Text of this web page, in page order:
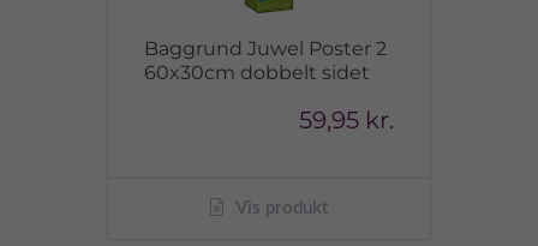
Baggrund Juwel Poster 2
60x30cm dobbelt sidet
59,95 kr.
Vis produkt